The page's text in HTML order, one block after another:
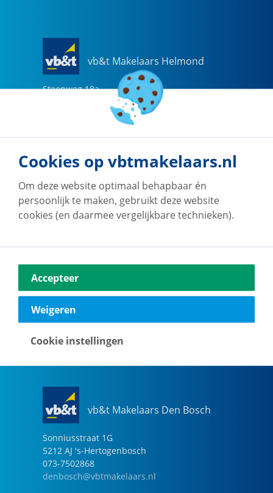
vb&t Makelaars Helmond
Steenweg 18a
helmond@vbtmakelaars.nl
Naar vestiging
Vestdijk 180
5611 CZ Eindhoven
040-2696949
vb&t Makelaars Den Bosch
Sonniusstraat 1G
5212 AJ 's-Hertogenbosch
073-7502868
denbosch@vbtmakelaars.nl
Cookies op vbtmakelaars.nl
Om deze website optimaal behapbaar én
persoonlijk te maken, gebruikt deze website
cookies (en daarmee vergelijkbare technieken).
Accepteer
Weigeren
Cookie instellingen